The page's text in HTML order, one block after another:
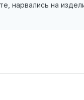
нарвались на